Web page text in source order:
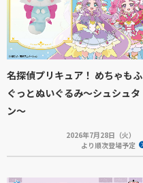
名探偵プリキュア！ めちゃもふ
ぐっとぬいぐるみ～シュシュタ
ン～
2026年7月28日（火）
より順次登場予定